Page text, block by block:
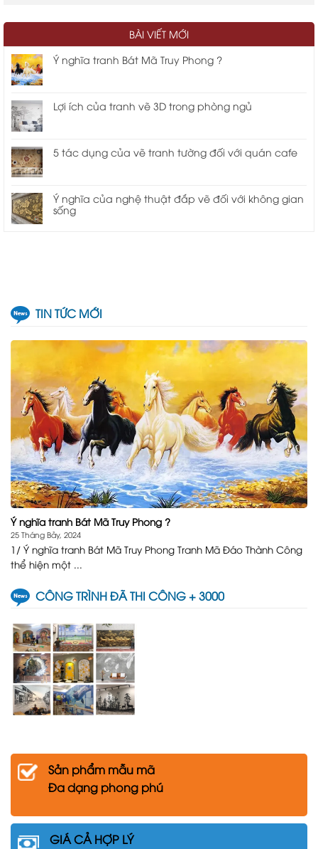
BÀI VIẾT MỚI
Ý nghĩa tranh Bát Mã Truy Phong ?
Lợi ích của tranh vẽ 3D trong phòng ngủ
5 tác dụng của vẽ tranh tường đối với quán cafe
Ý nghĩa của nghệ thuật đắp vẽ đối với không gian
sống
TIN TỨC MỚI
Ý nghĩa tranh Bát Mã Truy Phong ?
25 Tháng Bảy, 2024
1/ Ý nghĩa tranh Bát Mã Truy Phong Tranh Mã Đáo Thành Công
thể hiện một ...
CÔNG TRÌNH ĐÃ THI CÔNG + 3000
Sản phẩm mẫu mã
Đa dạng phong phú
GIÁ CẢ HỢP LÝ